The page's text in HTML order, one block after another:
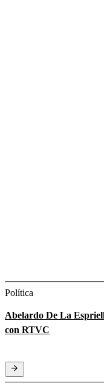
Política
Abelardo De La
con RTVC